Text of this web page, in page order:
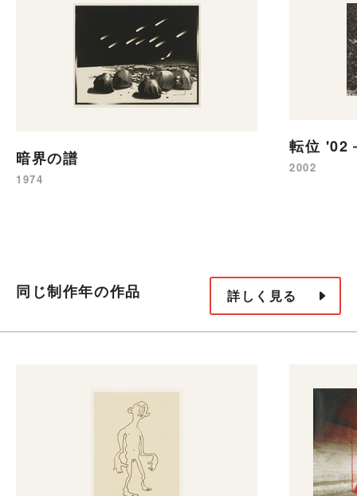
暗界の譜
1974
転位 '02
2002
同じ制作年の作品 詳しく見る